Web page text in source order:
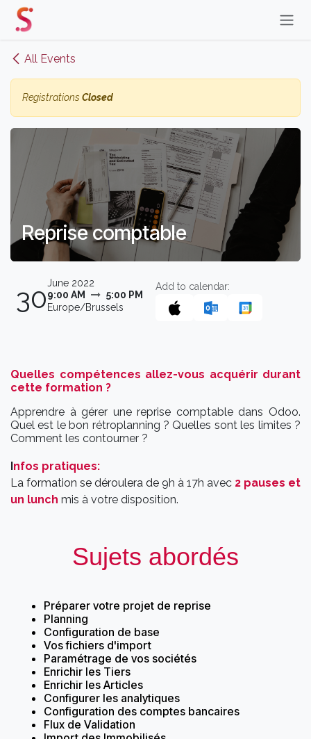
Skip to Content
All Events
Registrations Closed
Reprise comptable
30June 2022
9:00 AM
5:00 PM
Europe/Brussels
Add to calendar:
Quelles compétences allez-vous acquérir durant
cette formation ?
Apprendre à gérer une reprise comptable dans Odoo.
Quel est le bon rétroplanning ? Quelles sont les limites ?
Comment les contourner ?
Infos pratiques:
La formation se déroulera de 9h à 17h avec 2 pauses et
un lunch mis à votre disposition.
Sujets abordés
Préparer votre projet de reprise
Planning
Configuration de base
Vos fichiers d'import
Paramétrage de vos sociétés
Enrichir les Tiers
Enrichir les Articles
Configurer les analytiques
Configuration des comptes bancaires
Flux de Validation